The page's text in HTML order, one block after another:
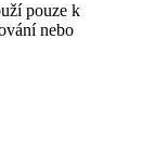
pouze k
nebo